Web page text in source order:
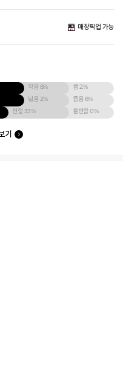
매장픽업 가능
작음8% 큼2%
넓음2% 좁음8%
편함33% 불편함0%
기